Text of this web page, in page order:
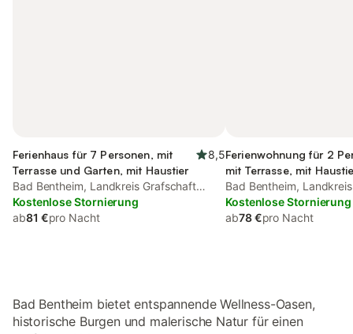
Ferienhaus für 7 Personen, mit
Terrasse und Garten, mit Haustier
8,5
Bad Bentheim, Landkreis Grafschaft
Bentheim
Kostenlose Stornierung
ab81 €pro Nacht
Ferienwohnung für 2
mit Terrasse, mit
Bad Bentheim,
Bentheim
Kostenlose Stornierung
ab78 €pro Nacht
Bad Bentheim bietet entspannende Wellness-Oasen,
historische Burgen und malerische Natur für einen